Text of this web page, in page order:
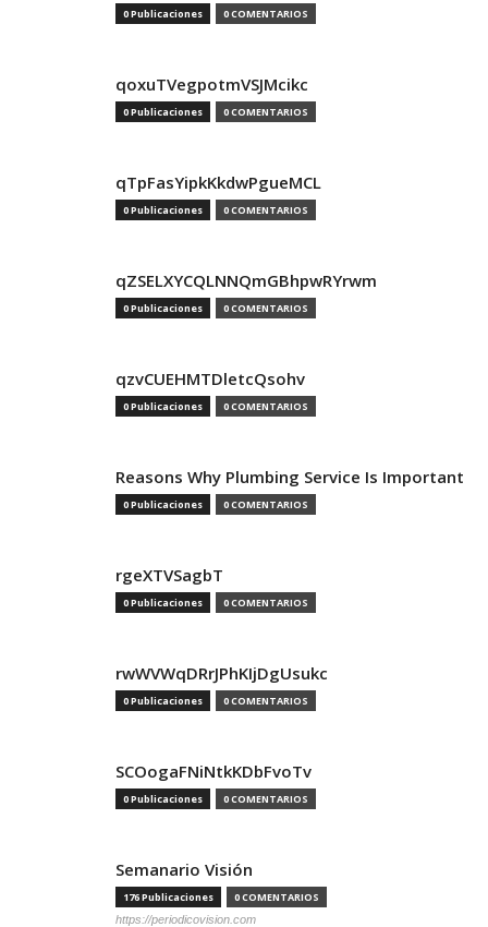
0 Publicaciones 0 COMENTARIOS
qoxuTVegpotmVSJMcikc
0 Publicaciones 0 COMENTARIOS
qTpFasYipkKkdwPgueMCL
0 Publicaciones 0 COMENTARIOS
qZSELXYCQLNNQmGBhpwRYrwm
0 Publicaciones 0 COMENTARIOS
qzvCUEHMTDletcQsohv
0 Publicaciones 0 COMENTARIOS
Reasons Why Plumbing Service Is Important
0 Publicaciones 0 COMENTARIOS
rgeXTVSagbT
0 Publicaciones 0 COMENTARIOS
rwWVWqDRrJPhKIjDgUsukc
0 Publicaciones 0 COMENTARIOS
SCOogaFNiNtkKDbFvoTv
0 Publicaciones 0 COMENTARIOS
Semanario Visión
176 Publicaciones 0 COMENTARIOS
https://periodicovision.com